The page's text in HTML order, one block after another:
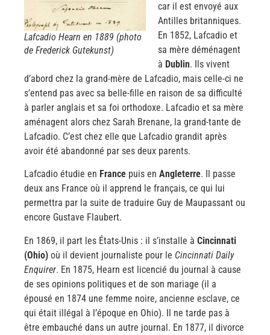
Lafcadio Hearn en 1889 (photo
de Frederick Gutekunst)
car il est envoyé aux
Antilles britanniques.
En 1852, Lafcadio et
sa mère déménagent
à Dublin. Ils vivent
d’abord chez la grand-mère de Lafcadio, mais celle-ci ne
s’entend pas avec sa belle-fille en raison de sa difficulté
à parler anglais et sa foi orthodoxe. Lafcadio et sa mère
aménagent alors chez Sarah Brenane, la grand-tante de
Lafcadio. C’est chez elle que Lafcadio grandit après
avoir été abandonné par ses deux parents.
Lafcadio étudie en France puis en Angleterre. Il passe
deux ans France où il apprend le français, ce qui lui
permettra par la suite de traduire Guy de Maupassant ou
encore Gustave Flaubert.
En 1869, il part les États-Unis : il s’installe à Cincinnati
(Ohio) où il devient journaliste pour le Cincinnati Daily
Enquirer. En 1875, Hearn est licencié du journal à cause
de ses opinions politiques et de son mariage (il a
épousé en 1874 une femme noire, ancienne esclave, ce
qui était illégal à l’époque en Ohio). Il ne tarde pas à
être embauché dans un autre journal. En 1877, il divorce